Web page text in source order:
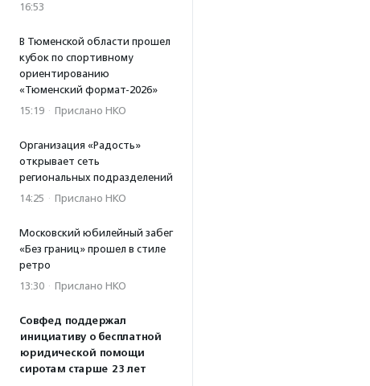
16:53
В Тюменской области прошел
кубок по спортивному
ориентированию
«Тюменский формат-2026»
15:19 · Прислано НКО
Организация «Радость»
открывает сеть
региональных подразделений
14:25 · Прислано НКО
Московский юбилейный забег
«Без границ» прошел в стиле
ретро
13:30 · Прислано НКО
Совфед поддержал
инициативу о бесплатной
юридической помощи
сиротам старше 23 лет